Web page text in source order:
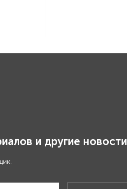
и другие новости